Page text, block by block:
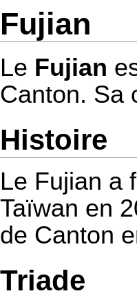
Fujian
Le Fujian
Canton. Sa
Histoire
Le Fujian a
Taïwan en
de Canton
Triade